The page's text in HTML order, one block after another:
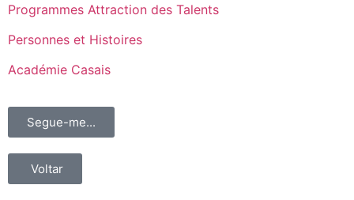
Programmes Attraction des Talents
Personnes et Histoires
Académie Casais
Segue-me...
Voltar